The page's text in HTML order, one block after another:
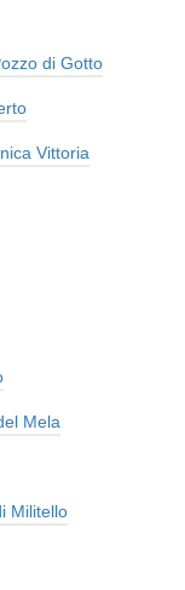
di Gotto
Vittoria
Mela
Militello